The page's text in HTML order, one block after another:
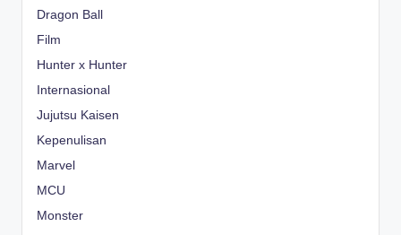
Dragon Ball
Film
Hunter x Hunter
Internasional
Jujutsu Kaisen
Kepenulisan
Marvel
MCU
Monster